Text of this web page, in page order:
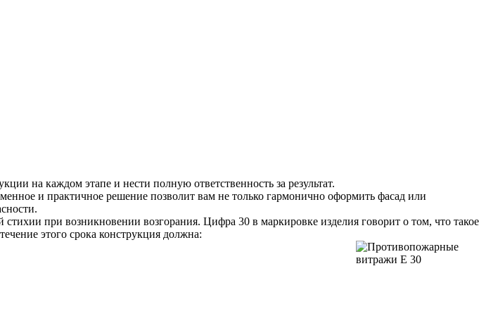
на каждом этапе и нести полную ответственность за результат.
и практичное решение позволит вам не только гармонично оформить фасад или
при возникновении возгорания. Цифра 30 в маркировке изделия говорит о том, что такое
этого срока конструкция должна: